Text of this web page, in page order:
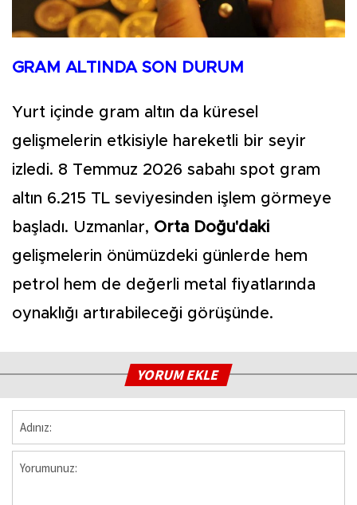
GRAM ALTINDA SON DURUM
Yurt içinde gram altın da küresel
gelişmelerin etkisiyle hareketli bir seyir
izledi. 8 Temmuz 2026 sabahı spot gram
altın 6.215 TL seviyesinden işlem görmeye
başladı. Uzmanlar, Orta Doğu'daki
gelişmelerin önümüzdeki günlerde hem
petrol hem de değerli metal fiyatlarında
oynaklığı artırabileceği görüşünde.
YORUM EKLE